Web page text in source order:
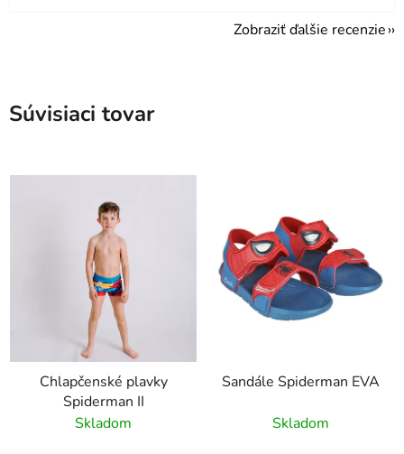
Zobraziť ďalšie recenzie
Súvisiaci tovar
Chlapčenské plavky
Spiderman II
Skladom
Sandále Spiderman EVA
Skladom